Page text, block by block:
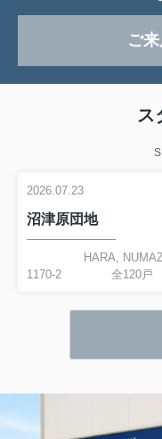
ご
ス
2026.07.23
沼津原団地
HARA, NUMAZU
1170-2 全120戸